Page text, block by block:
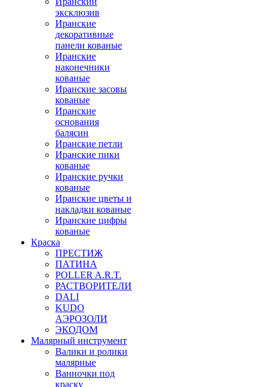
эксклюзив
Иранские
декоративные
панели кованые
Иранские
наконечники
кованые
Иранские засовы
кованые
Иранские
основания
балясин
Иранские петли
Иранские пики
кованые
Иранские ручки
кованые
Иранские цветы и
накладки кованые
Иранские цифры
кованые
Краска
ПРЕСТИЖ
ПАТИНА
POLLER A.R.T.
РАСТВОРИТЕЛИ
DALI
KUDO
АЭРОЗОЛИ
ЭКОДОМ
Малярный инструмент
Валики и ролики
малярные
Ванночки под
краску